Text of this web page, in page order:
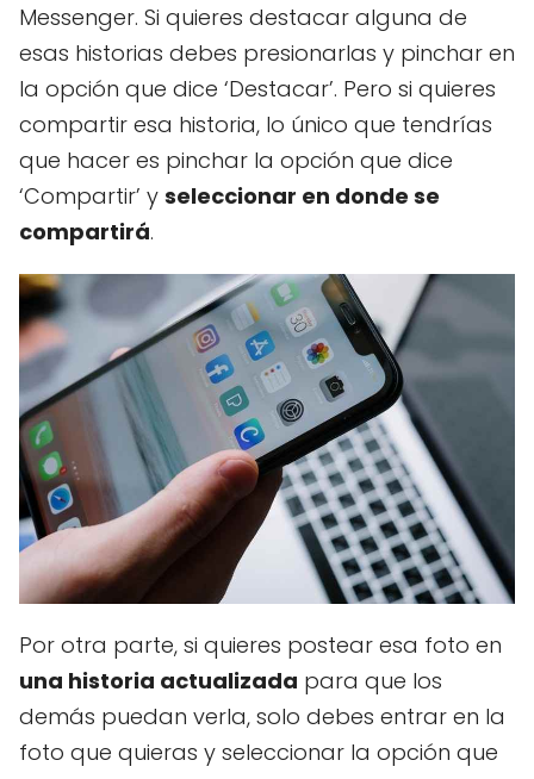
Messenger. Si quieres destacar alguna de
esas historias debes presionarlas y pinchar en
la opción que dice ‘Destacar’. Pero si quieres
compartir esa historia, lo único que tendrías
que hacer es pinchar la opción que dice
‘Compartir’ y seleccionar en donde se
compartirá.
Por otra parte, si quieres postear esa foto en
una historia actualizada para que los
demás puedan verla, solo debes entrar en la
foto que quieras y seleccionar la opción que